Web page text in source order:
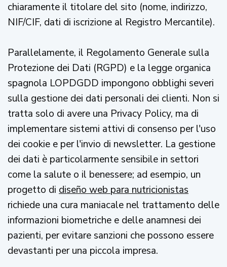
chiaramente il titolare del sito (nome, indirizzo,
NIF/CIF, dati di iscrizione al Registro Mercantile).
Parallelamente, il Regolamento Generale sulla
Protezione dei Dati (RGPD) e la legge organica
spagnola LOPDGDD impongono obblighi severi
sulla gestione dei dati personali dei clienti. Non si
tratta solo di avere una Privacy Policy, ma di
implementare sistemi attivi di consenso per l'uso
dei cookie e per l'invio di newsletter. La gestione
dei dati è particolarmente sensibile in settori
come la salute o il benessere; ad esempio, un
progetto di diseño web para nutricionistas
richiede una cura maniacale nel trattamento delle
informazioni biometriche e delle anamnesi dei
pazienti, per evitare sanzioni che possono essere
devastanti per una piccola impresa.